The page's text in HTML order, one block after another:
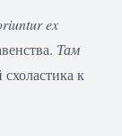
ex
Там
к